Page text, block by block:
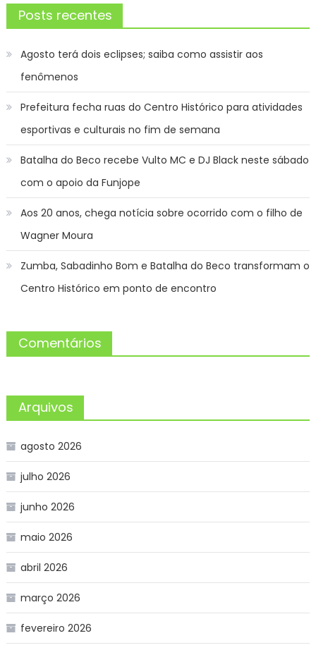
Posts recentes
Agosto terá dois eclipses; saiba como assistir aos
fenômenos
Prefeitura fecha ruas do Centro Histórico para atividades
esportivas e culturais no fim de semana
Batalha do Beco recebe Vulto MC e DJ Black neste sábado
com o apoio da Funjope
Aos 20 anos, chega notícia sobre ocorrido com o filho de
Wagner Moura
Zumba, Sabadinho Bom e Batalha do Beco transformam o
Centro Histórico em ponto de encontro
Comentários
Arquivos
agosto 2026
julho 2026
junho 2026
maio 2026
abril 2026
março 2026
fevereiro 2026